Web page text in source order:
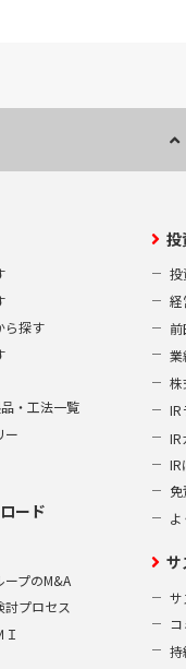
ら探す
・工法一覧
ー
ード
ープのM&A
討プロセス
投
投
経
業
株
IR
IR
IR
サ
サ
持